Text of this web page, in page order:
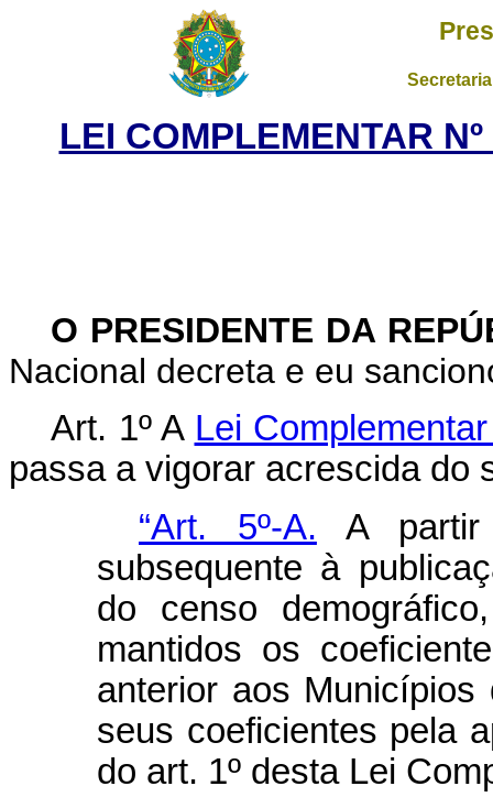
LEI COMPLEMENTAR
O PRESIDENTE DA
Nacional decreta e eu
Art. 1º A Lei
passa a vigorar acrescida do
“Art. 5º-A. A
subsequente à
do censo
mantidos os
anterior aos
seus coeficientes pela
do art. 1º desta Lei